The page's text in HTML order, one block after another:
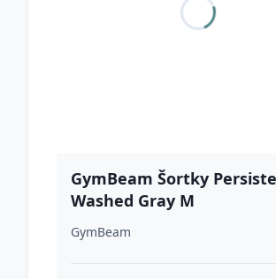
GymBeam Šortky
Washed Gray M
GymBeam